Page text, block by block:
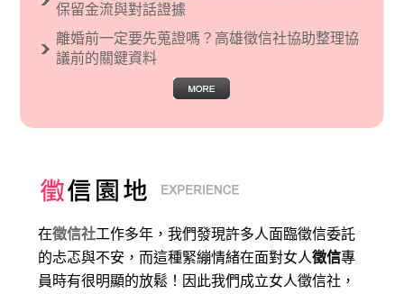
保留金流與對話證據
離婚前一定要先蒐證嗎？高雄徵信社協助整理協
議前的關鍵資料
在徵信社工作多年，我們發現許多人面臨徵信委託
的忐忑與不安，而這種緊繃情緒在面對女人徵信專
員時有很明顯的放鬆！因此我們成立女人徵信社，